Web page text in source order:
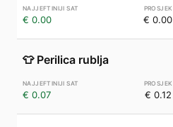
€ 0.00 € 0.00
👕 Perilica rublja
€ 0.07 € 0.12